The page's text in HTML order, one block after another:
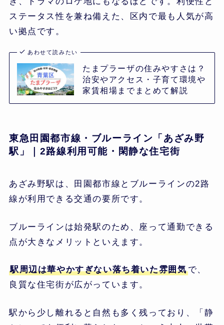
ステータス性を兼ね備えた、区内で最も人気が高
い拠点です。
あわせて読みたい
たまプラーザの住みやすさは？
治安やアクセス・子育て環境や
家賃相場までまとめて解説
東急田園都市線・ブルーライン「あざみ野
駅」｜2路線利用可能・閑静な住宅街
あざみ野駅は、田園都市線とブルーラインの2路
線が利用できる交通の要所です。
ブルーラインは始発駅のため、座って通勤できる
点が大きなメリットといえます。
駅周辺は華やかすぎない落ち着いた雰囲気で、
良質な住宅街が広がっています。
駅から少し離れると自然も多く残っており、「静